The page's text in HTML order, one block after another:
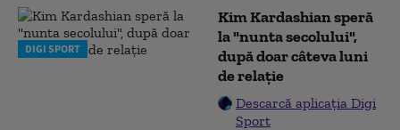
DIGI SPORT
Kim Kardashian speră
la "nunta secolului",
după doar câteva luni
de relație
Descarcă aplicația Digi
Sport